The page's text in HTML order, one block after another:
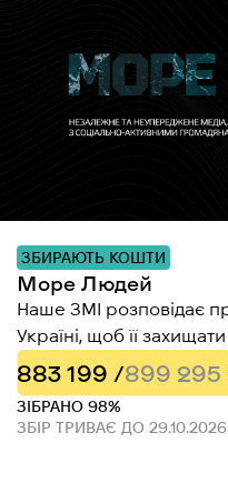
ЗБИРАЮТЬ КОШТИ
Море Людей
Наше ЗМІ розповідає про людей, які залишились в
Україні, щоб її
883 199 /899 295
ЗІБРАНО 98%
ЗБІР ТРИВАЄ ДО 29.10.2026